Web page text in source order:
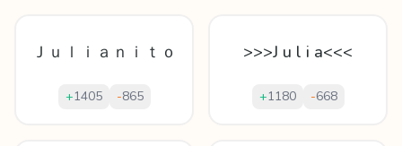
Ｊｕｌｉａｎｉｔｏ
+1405 -865
>>>J u l i a<<<
+1180 -668